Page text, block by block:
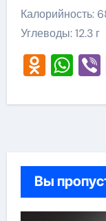
Калорийность:
Углеводы: 12.3 г
Вы